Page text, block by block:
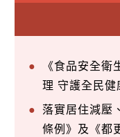
《食品安全
理 守護全民健
落實居住減壓
條例》及《都